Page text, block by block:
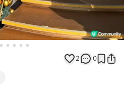
2 0